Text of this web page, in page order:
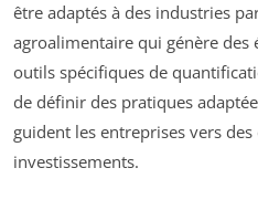
être adaptés à des industries
agroalimentaire qui génère des
outils spécifiques de
de définir des pratiques
guident les entreprises vers
investissements.